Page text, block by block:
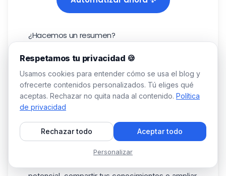
¿Hacemos un resumen?
Enviar un mensaje de bienvenida en LinkedIn
buena impresión y crear una conexión auténtica
🙌. Con las palabras adecuadas y un enfoque
personalizado, una simple conexión puede
Las 12 plantillas que encontrarás aquí te ayudarán
a ahorrar tiempo y a evitar mensajes fríos o
demasiado comerciales 🛡️. Tanto si eres de
Respetamos tu privacidad 🍪
Usamos cookies para entender cómo se usa el blog y
ofrecerte contenidos personalizados. Tú eliges qué
aceptas. Rechazar no quita nada al contenido. Política
de privacidad
Rechazar todo Aceptar todo
Personalizar